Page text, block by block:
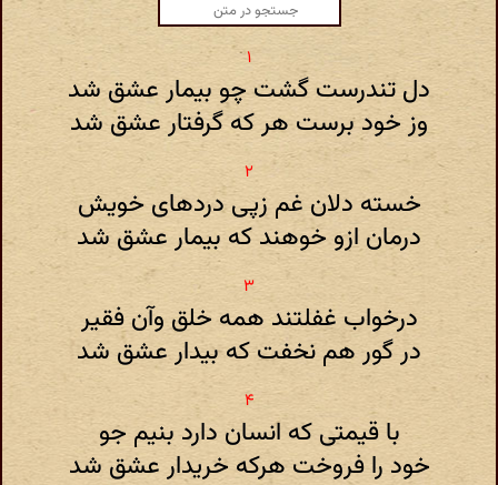
دل تندرست گشت چو بیمار عشق شد
وز خود برست هر که گرفتار عشق شد
خسته دلان غم زپی دردهای خویش
درمان ازو خوهند که بیمار عشق شد
درخواب غفلتند همه خلق وآن فقیر
در گور هم نخفت که بیدار عشق شد
با قیمتی که انسان دارد بنیم جو
خود را فروخت هرکه خریدار عشق شد